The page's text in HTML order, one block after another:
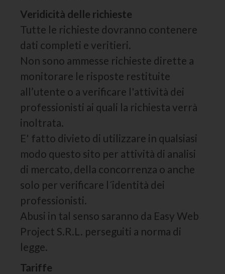
Veridicità delle richieste
Tutte le richieste dovranno contenere
dati completi e veritieri.
Non sono ammesse richieste dirette a
monitorare le risposte restituite
all’utente o a verificare l'attività dei
professionisti ai quali la richiesta verrà
inoltrata.
E' fatto divieto di utilizzare in qualsiasi
modo questo sito per attività di analisi
di mercato, della concorrenza o anche
solo per verificare l´identità dei
professionisti.
Abusi in tal senso saranno da Easy Web
Project S.R.L. perseguiti a norma di
legge.
Tariffe